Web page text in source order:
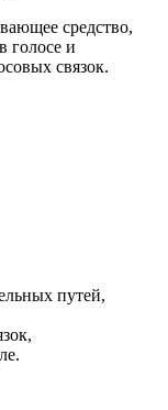
средство,
голосе и
связок.
путей,